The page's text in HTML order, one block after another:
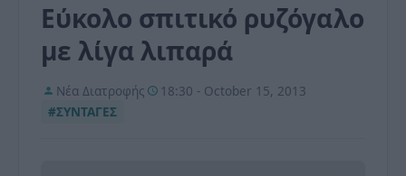
Εύκολο σπιτικό ρυζόγαλο
με λίγα λιπαρά
Νέα Διατροφής
18:30 - October 15, 2013
#ΣΥΝΤΑΓΕΣ